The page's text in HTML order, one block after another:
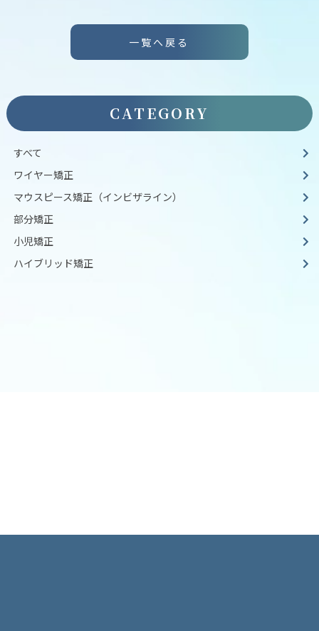
一覧へ戻る
CATEGORY
すべて
ワイヤー矯正
マウスピース矯正（インビザライン）
部分矯正
小児矯正
ハイブリッド矯正